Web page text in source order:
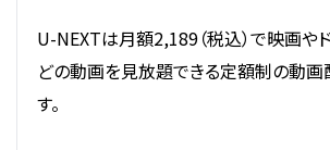
U-NEXTは月額2,189（税込）で映画や
どの動画を見放題できる定額制の動画
す。